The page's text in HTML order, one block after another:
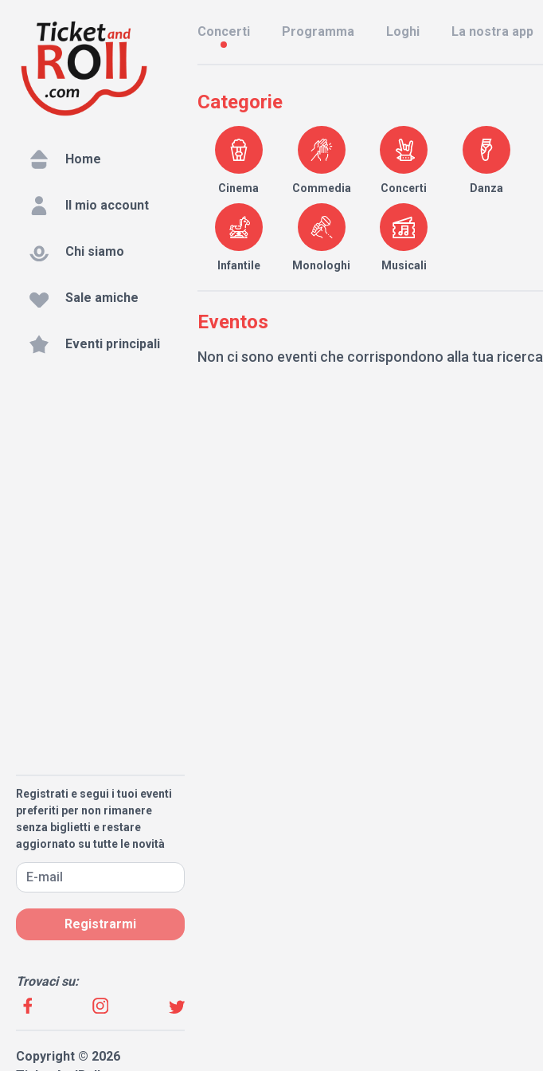
Home
Il mio account
Chi siamo
Sale amiche
Eventi principali
Registrati e segui i tuoi eventi
preferiti per non rimanere
senza biglietti e restare
aggiornato su tutte le novità
Registrarmi
Trovaci su:
Copyright © 2026
Concerti Programma Loghi La nostra app
Categorie
Cinema Commedia Concerti Danza
Infantile Monologhi Musicali
Eventos
Non ci sono eventi che corrispondono alla tua ricerca